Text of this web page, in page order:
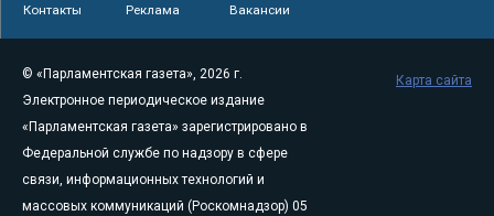
Контакты Реклама Вакансии
© «Парламентская газета», 2026 г.
Электронное периодическое издание
«Парламентская газета» зарегистрировано в
Федеральной службе по надзору в сфере
связи, информационных технологий и
массовых коммуникаций (Роскомнадзор) 05
Карта сайта